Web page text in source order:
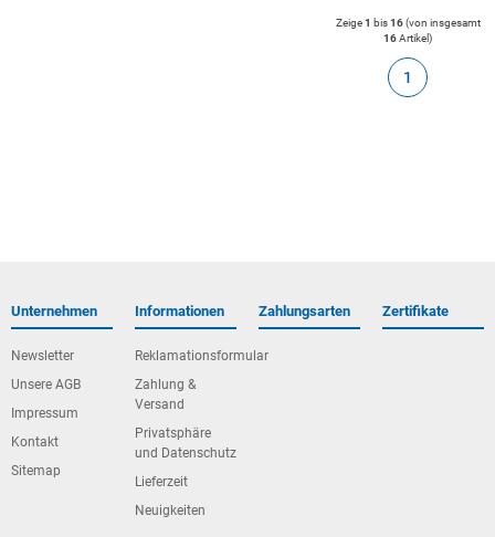
Zeige1 bis16(von insgesamt
16Artikel)
1
Unternehmen
Newsletter
Unsere AGB
Impressum
Kontakt
Sitemap
Informationen
Reklamationsformular
Zahlung &
Versand
Privatsphäre
und Datenschutz
Lieferzeit
Neuigkeiten
Zahlungsarten Zertifikate